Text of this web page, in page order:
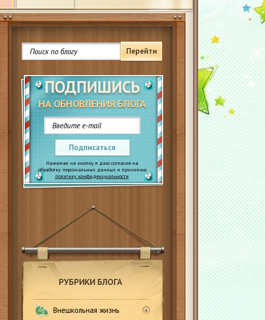
Перейти
ПОДПИШИСЬ
НА ОБНОВЛЕНИЯ БЛОГА
Подписаться
Нажимая на кнопку я даю согласие на
обработку персональных данных и принимаю
политику конфиденциальности.
РУБРИКИ БЛОГА
Внешкольная жизнь